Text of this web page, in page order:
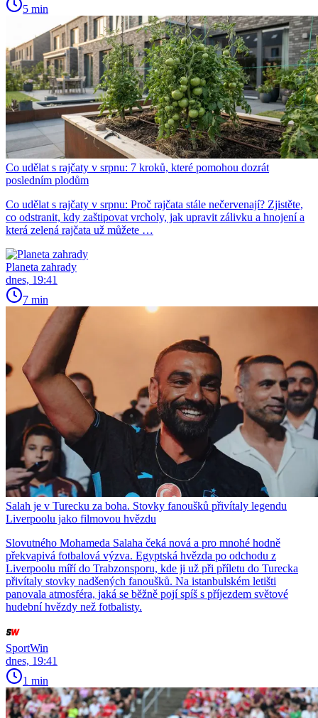
5 min
Co udělat s rajčaty v srpnu: 7 kroků, které pomohou dozrát
posledním plodům
Co udělat s rajčaty v srpnu: Proč rajčata stále nečervenají? Zjistěte,
co odstranit, kdy zaštipovat vrcholy, jak upravit zálivku a hnojení a
která zelená rajčata už můžete …
Planeta zahrady
dnes, 19:41
7 min
Salah je v Turecku za boha. Stovky fanoušků přivítaly legendu
Liverpoolu jako filmovou hvězdu
Slovutného Mohameda Salaha čeká nová a pro mnohé hodně
překvapivá fotbalová výzva. Egyptská hvězda po odchodu z
Liverpoolu míří do Trabzonsporu, kde ji už při příletu do Turecka
přivítaly stovky nadšených fanoušků. Na istanbulském letišti
panovala atmosféra, jaká se běžně pojí spíš s příjezdem světové
hudební hvězdy než fotbalisty.
SportWin
dnes, 19:41
1 min